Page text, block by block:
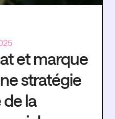
et marque
stratégie
de la